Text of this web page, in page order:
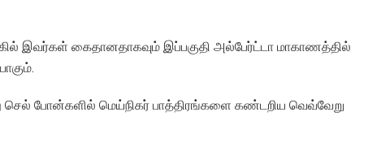
இவர்கள் கைதானதாகவும் இப்பகுதி அல்பேர்ட்டா மாகாணத்தில்
செல் போன்களில் மெய்நிகர் பாத்திரங்களை கண்டறிய வெவ்வேறு